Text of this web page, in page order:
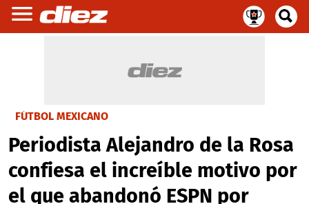
FÚTBOL MEXICANO
Periodista Alejandro de la Rosa
confiesa el increíble motivo por
el que abandonó ESPN por